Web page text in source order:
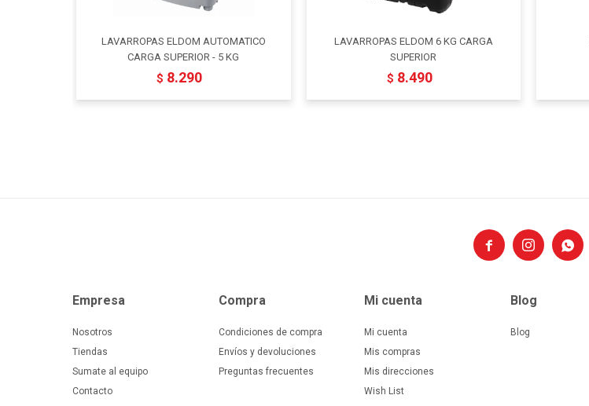
LAVARROPAS ELDOM AUTOMATICO
CARGA SUPERIOR - 5 KG
$ 8.290
LAVARROPAS ELDOM 6 KG CARGA
SUPERIOR
$ 8.490
  
Empresa
Nosotros
Tiendas
Sumate al equipo
Contacto
Compra
Condiciones de compra
Envíos y devoluciones
Preguntas frecuentes
Mi cuenta
Mi cuenta
Mis compras
Mis direcciones
Wish List
Blog
Blog